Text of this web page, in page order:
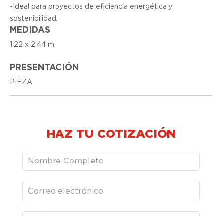
-Ideal para proyectos de eficiencia energética y
sostenibilidad.
MEDIDAS
1.22 x 2.44 m
PRESENTACIÓN
PIEZA
HAZ TU COTIZACIÓN